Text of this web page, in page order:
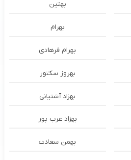
بهتین
بهرام
بهرام فرهادی
بهروز سکتور
بهزاد آشتیانی
بهزاد عرب پور
بهمن سعادت